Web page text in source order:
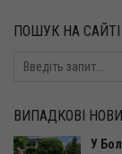
ПОШУК НА САЙТІ
ВИПАДКОВІ
У